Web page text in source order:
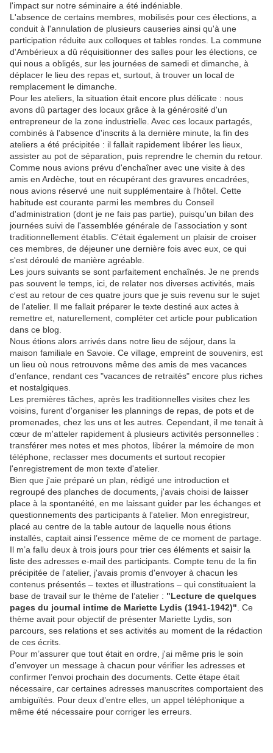
l'impact sur notre séminaire a été indéniable.
L'absence de certains membres, mobilisés pour ces élections, a
conduit à l'annulation de plusieurs causeries ainsi qu'à une
participation réduite aux colloques et tables rondes. La commune
d'Ambérieux a dû réquisitionner des salles pour les élections, ce
qui nous a obligés, sur les journées de samedi et dimanche, à
déplacer le lieu des repas et, surtout, à trouver un local de
remplacement le dimanche.
Pour les ateliers, la situation était encore plus délicate : nous
avons dû partager des locaux grâce à la générosité d'un
entrepreneur de la zone industrielle. Avec ces locaux partagés,
combinés à l'absence d'inscrits à la dernière minute, la fin des
ateliers a été précipitée : il fallait rapidement libérer les lieux,
assister au pot de séparation, puis reprendre le chemin du retour.
Comme nous avions prévu d'enchaîner avec une visite à des
amis en Ardèche, tout en récupérant des gravures encadrées,
nous avions réservé une nuit supplémentaire à l'hôtel. Cette
habitude est courante parmi les membres du Conseil
d'administration (dont je ne fais pas partie), puisqu'un bilan des
journées suivi de l'assemblée générale de l'association y sont
traditionnellement établis. C'était également un plaisir de croiser
ces membres, de déjeuner une dernière fois avec eux, ce qui
s'est déroulé de manière agréable.
Les jours suivants se sont parfaitement enchaînés. Je ne prends
pas souvent le temps, ici, de relater nos diverses activités, mais
c'est au retour de ces quatre jours que je suis revenu sur le sujet
de l'atelier. Il me fallait préparer le texte destiné aux actes à
remettre et, naturellement, compléter cet article pour publication
dans ce blog.
Nous étions alors arrivés dans notre lieu de séjour, dans la
maison familiale en Savoie. Ce village, empreint de souvenirs, est
un lieu où nous retrouvons même des amis de mes vacances
d’enfance, rendant ces "vacances de retraités" encore plus riches
et nostalgiques.
Les premières tâches, après les traditionnelles visites chez les
voisins, furent d'organiser les plannings de repas, de pots et de
promenades, chez les uns et les autres. Cependant, il me tenait à
cœur de m'atteler rapidement à plusieurs activités personnelles :
transférer mes notes et mes photos, libérer la mémoire de mon
téléphone, reclasser mes documents et surtout recopier
l'enregistrement de mon texte d'atelier.
Bien que j'aie préparé un plan, rédigé une introduction et
regroupé des planches de documents, j'avais choisi de laisser
place à la spontanéité, en me laissant guider par les échanges et
questionnements des participants à l'atelier. Mon enregistreur,
placé au centre de la table autour de laquelle nous étions
installés, captait ainsi l’essence même de ce moment de partage.
Il m’a fallu deux à trois jours pour trier ces éléments et saisir la
liste des adresses e-mail des participants. Compte tenu de la fin
précipitée de l'atelier, j'avais promis d'envoyer à chacun les
contenus présentés – textes et illustrations – qui constituaient la
base de travail sur le thème de l’atelier : "Lecture de quelques
pages du journal intime de Mariette Lydis (1941-1942)" . Ce
thème avait pour objectif de présenter Mariette Lydis, son
parcours, ses relations et ses activités au moment de la rédaction
de ces écrits.
Pour m’assurer que tout était en ordre, j'ai même pris le soin
d’envoyer un message à chacun pour vérifier les adresses et
confirmer l’envoi prochain des documents. Cette étape était
nécessaire, car certaines adresses manuscrites comportaient des
ambiguïtés. Pour deux d’entre elles, un appel téléphonique a
même été nécessaire pour corriger les erreurs.